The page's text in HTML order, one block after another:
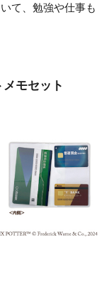
て、勉強や仕事も
モセット